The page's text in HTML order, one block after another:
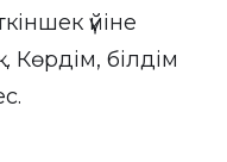
үйіне
Көрдім, білдім